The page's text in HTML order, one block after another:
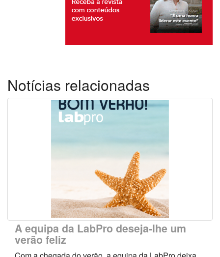
Notícias relacionadas
A equipa da LabPro deseja-lhe um
verão feliz